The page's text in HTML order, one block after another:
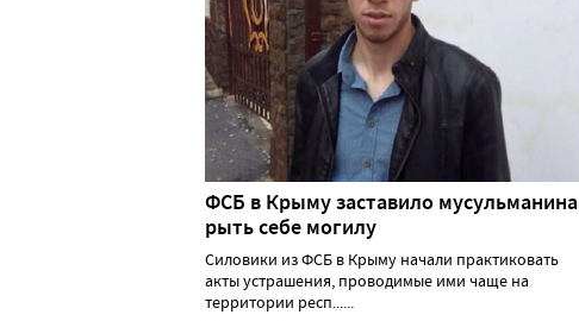
ФСБ в Крыму заставило мусульманина
рыть себе могилу
Силовики из ФСБ в Крыму начали практиковать
акты устрашения, проводимые ими чаще на
территории респ......